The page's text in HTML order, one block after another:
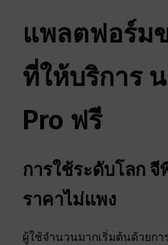
แพลตฟอร์ม
ที่ให้บริการ
Pro ฟรี
การใช้ระดับโลก จี
ราคาไม่แพง
ผู้ใช้จำนวนมากเริ่มต้นด้วยกา